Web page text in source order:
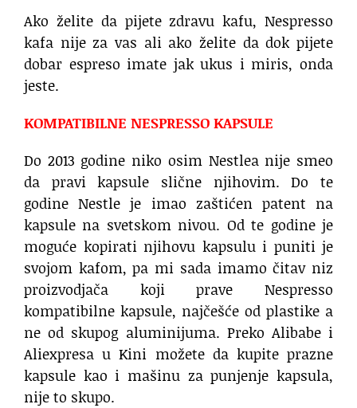
Ako želite da pijete zdravu kafu, Nespresso
kafa nije za vas ali ako želite da dok pijete
dobar espreso imate jak ukus i miris, onda
jeste.
KOMPATIBILNE NESPRESSO KAPSULE
Do 2013 godine niko osim Nestlea nije smeo
da pravi kapsule slične njihovim. Do te
godine Nestle je imao zaštićen patent na
kapsule na svetskom nivou. Od te godine je
moguće kopirati njihovu kapsulu i puniti je
svojom kafom, pa mi sada imamo čitav niz
proizvodjača koji prave Nespresso
kompatibilne kapsule, najčešće od plastike a
ne od skupog aluminijuma. Preko Alibabe i
Aliexpresa u Kini možete da kupite prazne
kapsule kao i mašinu za punjenje kapsula,
nije to skupo.